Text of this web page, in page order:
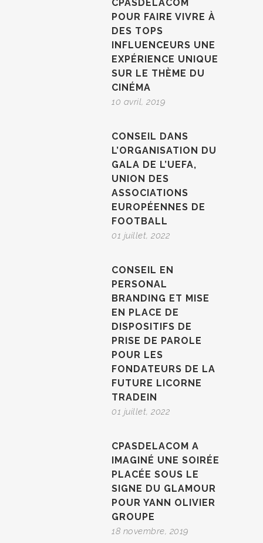
CPASDELACOM
POUR FAIRE VIVRE À
DES TOPS
INFLUENCEURS UNE
EXPÉRIENCE UNIQUE
SUR LE THÈME DU
CINÉMA
10 avril, 2019
CONSEIL DANS
L’ORGANISATION DU
GALA DE L’UEFA,
UNION DES
ASSOCIATIONS
EUROPÉENNES DE
FOOTBALL
01 juillet, 2022
CONSEIL EN
PERSONAL
BRANDING ET MISE
EN PLACE DE
DISPOSITIFS DE
PRISE DE PAROLE
POUR LES
FONDATEURS DE LA
FUTURE LICORNE
TRADEIN
01 juillet, 2022
CPASDELACOM A
IMAGINÉ UNE SOIRÉE
PLACÉE SOUS LE
SIGNE DU GLAMOUR
POUR YANN OLIVIER
GROUPE
18 novembre, 2019